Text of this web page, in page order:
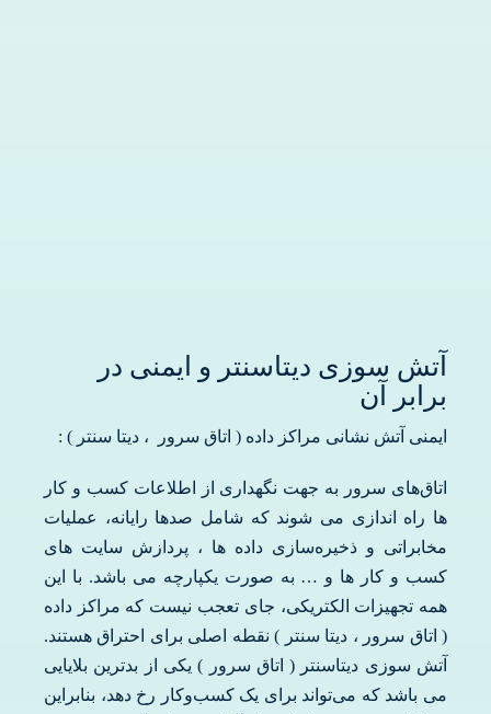
آتش سوزی دیتاسنتر و ایمنی در
برابر آن
ایمنی آتش نشانی مراکز داده ( اتاق سرور ، دیتا سنتر ) :
اتاق‌های سرور به جهت نگهداری از اطلاعات کسب و کار
ها راه اندازی می شوند که شامل صدها رایانه، عملیات
مخابراتی و ذخیره‌سازی داده ها ، پردازش سایت های
کسب و کار ها و … به صورت یکپارچه می باشد. با این
همه تجهیزات الکتریکی، جای تعجب نیست که مراکز داده
( اتاق سرور ، دیتا سنتر ) نقطه اصلی برای احتراق هستند.
آتش سوزی دیتاسنتر ( اتاق سرور ) یکی از بدترین بلایایی
می باشد که می‌تواند برای یک کسب‌وکار رخ دهد، بنابراین